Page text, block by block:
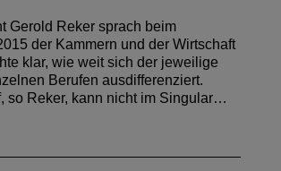
Gerold Reker sprach beim
der Kammern und der Wirtschaft
klar, wie weit sich der jeweilige
Berufen ausdifferenziert.
so Reker, kann nicht im Singular…